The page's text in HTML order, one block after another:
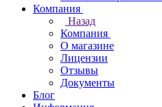
Компания
Назад
Компания
О магазине
Лицензии
Отзывы
Документы
Блог